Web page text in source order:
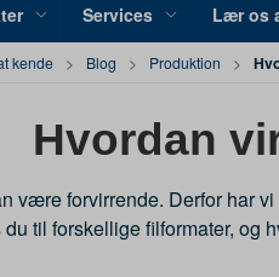
Services Lær os
kende Blog Produktion
Hvordan
være forvirrende. Derfor har
til forskellige filformater, og